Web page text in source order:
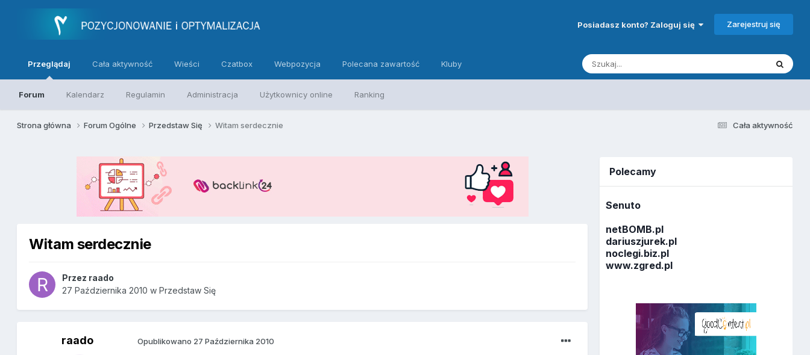
Posiadasz konto? Zaloguj się Zarejestruj się
Przeglądaj
Forum Kalendarz Regulamin Administracja Użytkownicy online Ranking
Cała aktywność Wieści Czatbox Webpozycja Polecana zawartość Kluby
Cała aktywność
Strona główna Forum Ogólne Przedstaw Się Witam serdecznie
Witam serdecznie
Przez raado
27 Października 2010 wPrzedstaw Się
raado Opublikowano 27 Października 2010
Polecamy
Senuto
netBOMB.pl
dariuszjurek.pl
noclegi.biz.pl
www.zgred.pl